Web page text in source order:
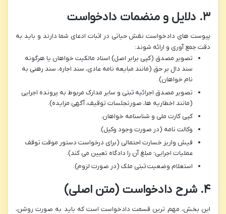
۳. دلایل و منضمات دادخواست
پیوست های دادخواست نقش حیاتی در اثبات ادعای شما دارند و باید به
دقت جمع آوری و ارائه شوند:
تصویر مصدق (کپی برابر اصل) اسناد مالکیت خواهان یا هرگونه
سند دال بر حق (مانند مبایعه نامه عادی، سند اجاره، سند رهنی به
نام خواهان).
تصویر مصدق اجرائیه ثبتی و سایر مدارک مربوط به پرونده اجرایی
(مانند اخطاریه ها، صورتجلسات توقیف، آگهی مزایده).
کپی کارت ملی و شناسنامه خواهان.
وکالت نامه (در صورت وجود وکیل).
فیش واریز خسارت احتمالی (برای درخواست دستور موقت توقف
عملیات اجرایی؛ مبلغ آن را دادگاه تعیین می کند).
استعلام وضعیت ثبتی ملک (در صورت لزوم).
۴. شرح دادخواست (متن اصلی)
این بخش، مهم ترین قسمت دادخواست است که باید به صورت روشن،